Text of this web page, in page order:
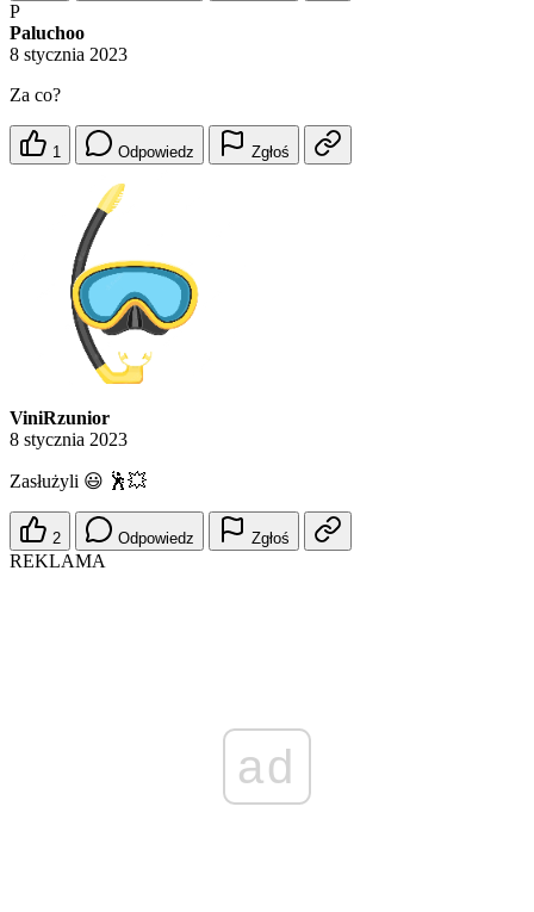
P
Paluchoo
8 stycznia 2023
Za co?
1 Odpowiedz Zgłoś
ViniRzunior
8 stycznia 2023
Zasłużyli 😃 🕺💥
2 Odpowiedz Zgłoś
REKLAMA
ad